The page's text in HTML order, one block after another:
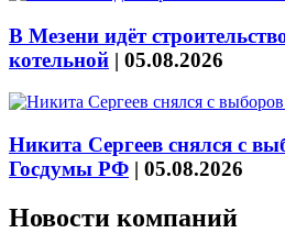
В Мезени идёт
котельной | 05.08.2026
Никита Сергеев снялся с
Госдумы РФ | 05.08.2026
Новости компаний